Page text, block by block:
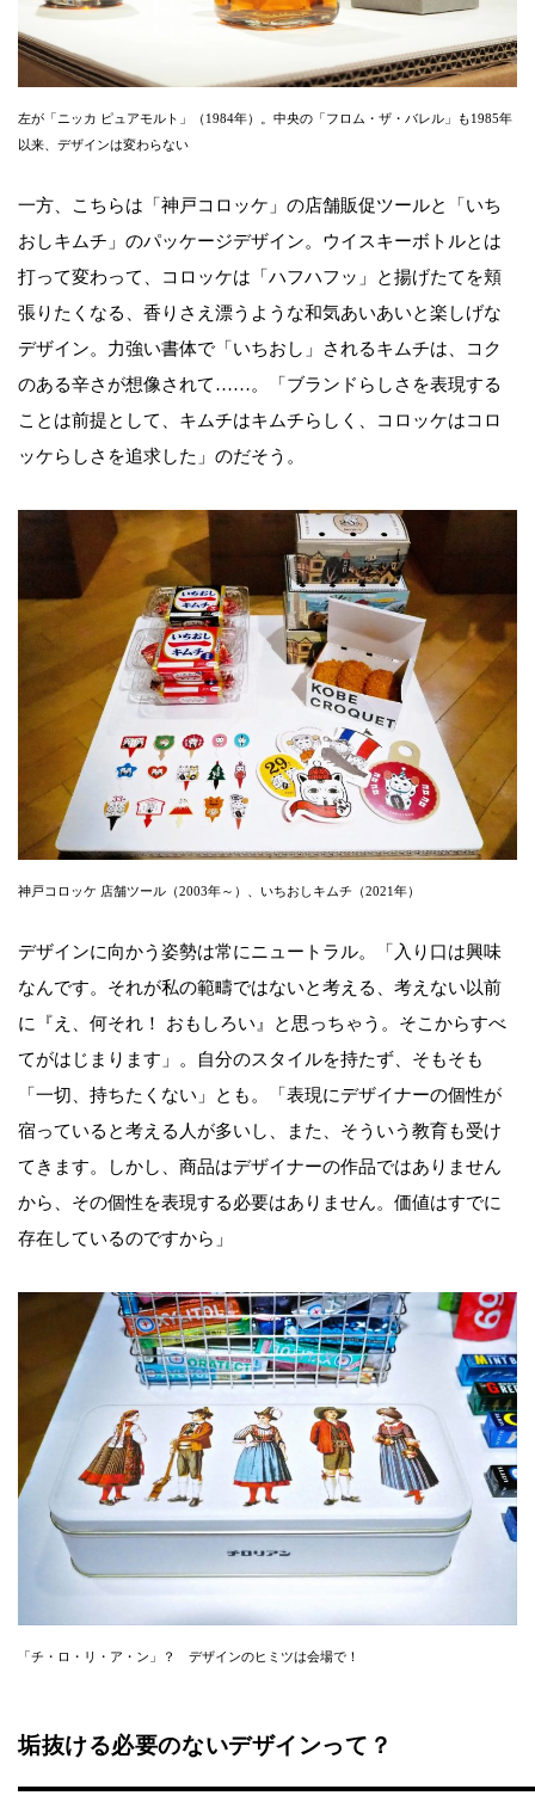
左が「ニッカ ピュアモルト」（1984年）。中央の「フロム・ザ・バレル」も1985年
以来、デザインは変わらない
一方、こちらは「神戸コロッケ」の店舗販促ツールと「いち
おしキムチ」のパッケージデザイン。ウイスキーボトルとは
打って変わって、コロッケは「ハフハフッ」と揚げたてを頬
張りたくなる、香りさえ漂うような和気あいあいと楽しげな
デザイン。力強い書体で「いちおし」されるキムチは、コク
のある辛さが想像されて……。「ブランドらしさを表現する
ことは前提として、キムチはキムチらしく、コロッケはコロ
ッケらしさを追求した」のだそう。
神戸コロッケ 店舗ツール（2003年～）、いちおしキムチ（2021年）
デザインに向かう姿勢は常にニュートラル。「入り口は興味
なんです。それが私の範疇ではないと考える、考えない以前
に『え、何それ！ おもしろい』と思っちゃう。そこからすべ
てがはじまります」。自分のスタイルを持たず、そもそも
「一切、持ちたくない」とも。「表現にデザイナーの個性が
宿っていると考える人が多いし、また、そういう教育も受け
てきます。しかし、商品はデザイナーの作品ではありません
から、その個性を表現する必要はありません。価値はすでに
存在しているのですから」
「チ・ロ・リ・ア・ン」？ デザインのヒミツは会場で！
垢抜ける必要のないデザインって？